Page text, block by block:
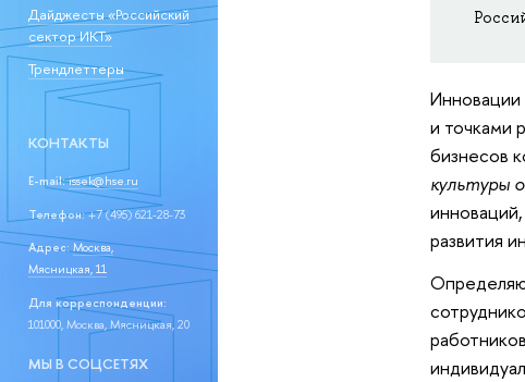
Дайджесты «Российский
сектор ИКТ»
Трендлеттеры
КОНТАКТЫ
E-mail:issek@hse.ru
Телефон:+7 (495) 621-28-73
Адрес: Москва,
Мясницкая, 11
Для корреспонденции:
101000, Москва, Мясницкая, 20
МЫ В СОЦСЕТЯХ
Инновации
и точками
бизнесов
культуры
развития